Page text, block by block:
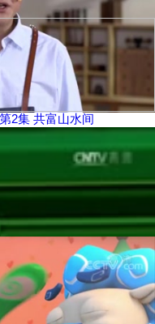
2集 共富山水间